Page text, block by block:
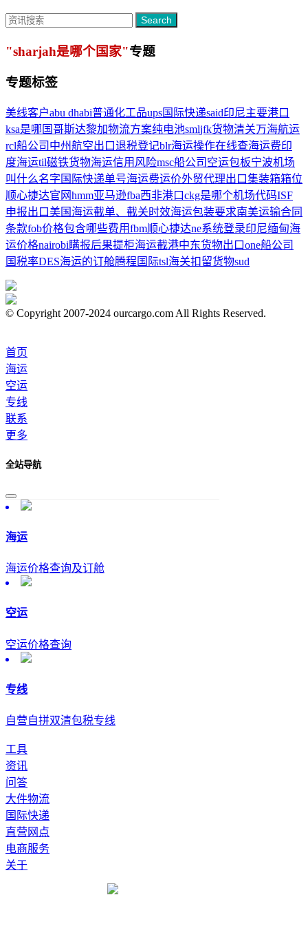
Search
"sharjah是哪个国家"专题
专题标签
美线客户abu dhabi普通化工品ups国际快递said印尼主要港口
ksa是哪国哥斯达黎加物流方案纯电池smljfk货物清关万海航运
rcl船公司 中州航空出口退税登记blr海运操作在线查海运费印
度海运til磁铁货物海运信用风险msc船公司 空运包板宁波机场
叫什么名字 国际快递单号海运费运价外贸代理出口集装箱箱位
顺心捷达官网hmm亚马逊fba西非港口ckg是哪个机场代码ISF
申报出口美国海运截单、截关时效海运包装要求南美运输合同
条款fob价格包含哪些费用fbm顺心捷达ne系统登录印尼缅甸海
运价格nairobi瞒报后果提柜海运截港中东货物出口one船公司
国税率DES海运的订舱腾程国际tsl海关扣留货物sud
© Copyright 2007-2024 ourcargo.com All Rights Reserved.
首页
海运
空运
专线
联系
更多
全站导航
海运
海运价格查询及订舱
空运
空运价格查询
专线
自营自拼双清包税专线
工具
资讯
问答
大件物流
国际快递
直营网点
电商服务
关于